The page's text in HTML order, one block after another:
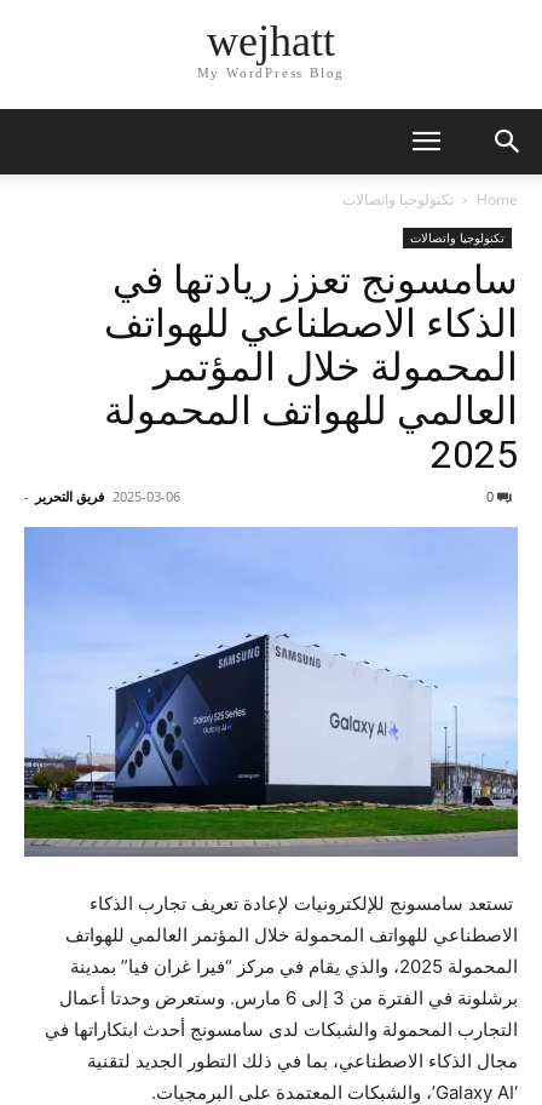
wejhatt
My WordPress Blog
Home تكنولوجيا واتصالات
تكنولوجيا واتصالات
سامسونج تعزز ريادتها في
الذكاء الاصطناعي للهواتف
المحمولة خلال المؤتمر
العالمي للهواتف المحمولة
2025
فريق التحرير - 2025-03-06
تستعد سامسونج للإلكترونيات لإعادة تعريف تجارب الذكاء
الاصطناعي للهواتف المحمولة خلال المؤتمر العالمي للهواتف
المحمولة 2025، والذي يقام في مركز “فيرا غران فيا” بمدينة
برشلونة في الفترة من 3 إلى 6 مارس. وستعرض وحدتا أعمال
التجارب المحمولة والشبكات لدى سامسونج أحدث ابتكاراتها في
مجال الذكاء الاصطناعي، بما في ذلك التطور الجديد لتقنية
‘Galaxy AI’، والشبكات المعتمدة على البرمجيات.